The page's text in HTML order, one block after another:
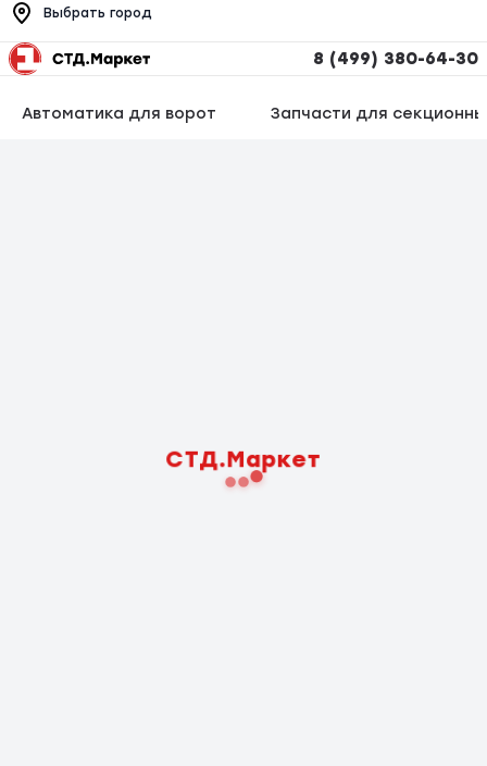
Выбрать город
8 (499) 380-64-30
Автоматика для ворот Запчасти для
СТД.Маркет